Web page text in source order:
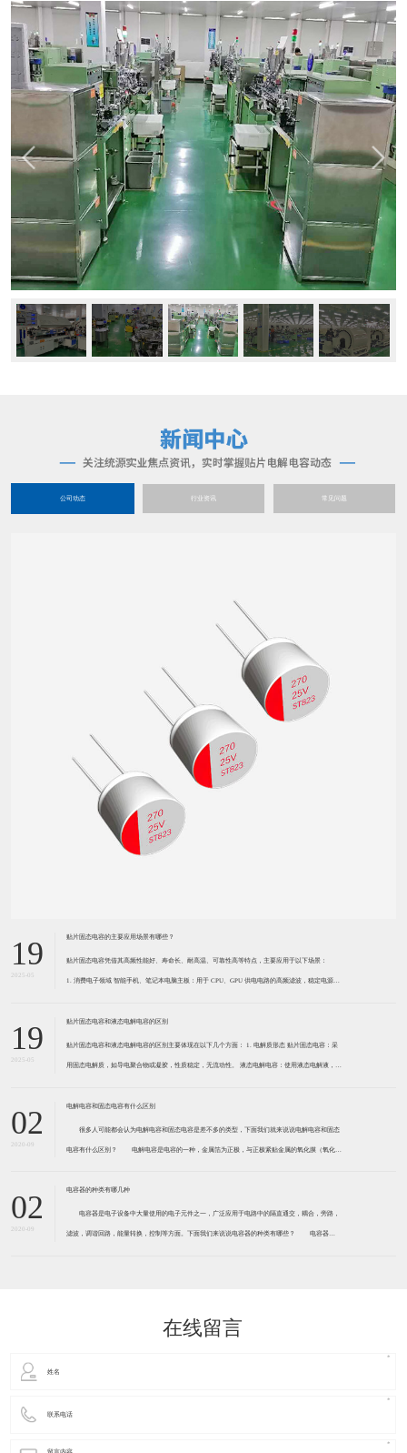
公司动态 行业资讯 常见问题
19
2025-05
贴片固态电容的主要应用场景有哪些？
贴片固态电容凭借其高频性能好、寿命长、耐高温、可靠性高等特点，主要应用于以下场景：
1. 消费电子领域 智能手机、笔记本电脑主板：用于 CPU、GPU 供电电路的高频滤波，稳定电源输
理电路中，
19
2025-05
贴片固态电容和液态电解电容的区别
贴片固态电容和液态电解电容的区别主要体现在以下几个方面： 1. 电解质形态 贴片固态电容：采
用固态电解质，如导电聚合物或凝胶，性质稳定，无流动性。 液态电解电容：使用液态电解液，高
02
2020-09
电解电容和固态电容有什么区别
很多人可能都会认为电解电容和固态电容是差不多的类型，下面我们就来说说电解电容和固态
电容有什么区别？ 电解电容是电容的一种，金属箔为正极，与正极紧贴金属的氧化膜（氧化铝
部分，电解电容因此而得名。
02
2020-09
电容器的种类有哪几种
电容器是电子设备中大量使用的电子元件之一，广泛应用于电路中的隔直通交，耦合，旁路，
滤波，调谐回路，能量转换，控制等方面。下面我们来说说电容器的种类有哪些？ 电容器
在线留言